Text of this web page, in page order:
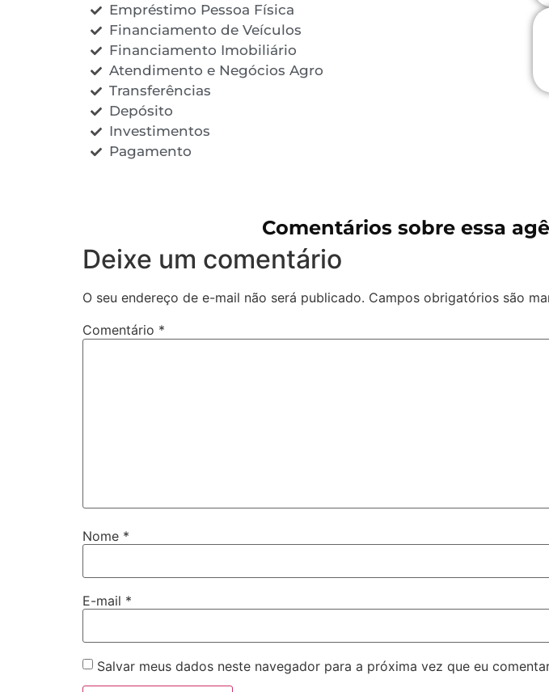
Empréstimo Pessoa Física
Financiamento de Veículos
Financiamento Imobiliário
Atendimento e Negócios Agro
Transferências
Depósito
Investimentos
Pagamento
Comentários sobre essa
Deixe um comentário
O seu endereço de e-mail não será publicado. Campos obrigatórios são
Comentário *
Nome *
E-mail *
Salvar meus dados neste navegador para a próxima vez que eu